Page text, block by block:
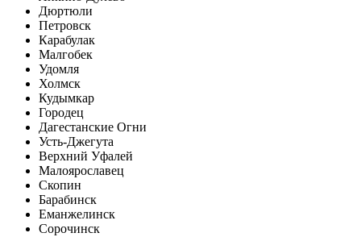
Дюртюли
Петровск
Карабулак
Малгобек
Удомля
Холмск
Кудымкар
Городец
Дагестанские Огни
Усть-Джегута
Верхний Уфалей
Малоярославец
Скопин
Барабинск
Еманжелинск
Сорочинск